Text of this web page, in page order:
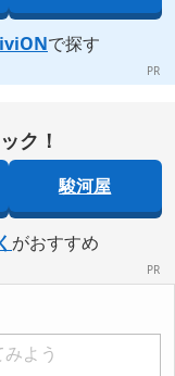
で探す
ク！
駿河屋
がおすすめ